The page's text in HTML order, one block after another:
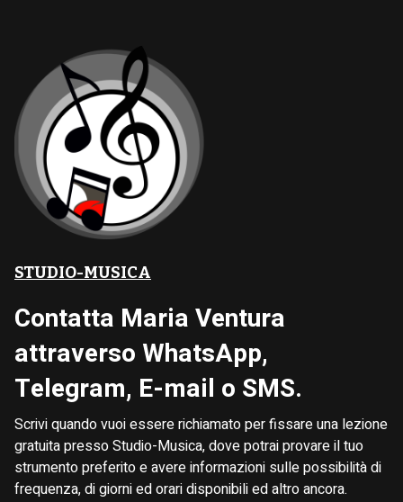
STUDIO-MUSICA
Contatta Maria Ventura
attraverso WhatsApp,
Telegram, E-mail o SMS.
Scrivi quando vuoi essere richiamato per fissare una lezione
gratuita presso Studio-Musica, dove potrai provare il tuo
strumento preferito e avere informazioni sulle possibilità di
frequenza, di giorni ed orari disponibili ed altro ancora.